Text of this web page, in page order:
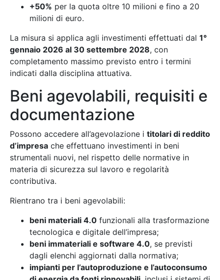
+50% per la quota oltre 10 milioni e fino a 20
milioni di euro.
La misura si applica agli investimenti effettuati dal 1°
gennaio 2026 al 30 settembre 2028, con
completamento massimo previsto entro i termini
indicati dalla disciplina attuativa.
Beni agevolabili, requisiti e
documentazione
Possono accedere all’agevolazione i titolari di reddito
d’impresa che effettuano investimenti in beni
strumentali nuovi, nel rispetto delle normative in
materia di sicurezza sul lavoro e regolarità
contributiva.
Rientrano tra i beni agevolabili:
beni materiali 4.0 funzionali alla trasformazione
tecnologica e digitale dell’impresa;
beni immateriali e software 4.0, se previsti
dagli elenchi aggiornati dalla normativa;
impianti per l’autoproduzione e l’autoconsumo